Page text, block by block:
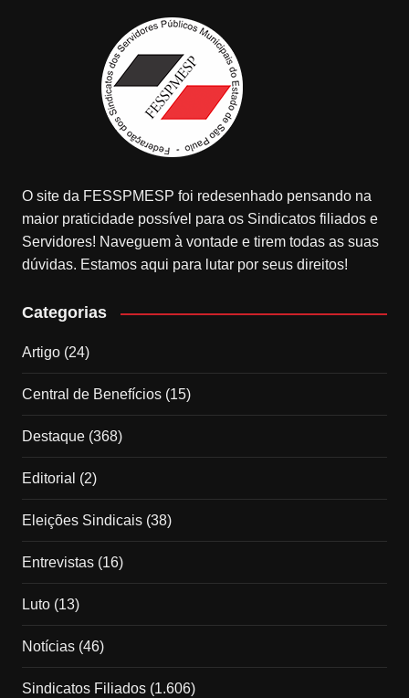
O site da FESSPMESP foi redesenhado pensando na
maior praticidade possível para os Sindicatos filiados e
Servidores! Naveguem à vontade e tirem todas as suas
dúvidas. Estamos aqui para lutar por seus direitos!
Categorias
Artigo(24)
Central de Benefícios(15)
Destaque(368)
Editorial (2)
Eleições Sindicais(38)
Entrevistas(16)
Luto(13)
Notícias(46)
Sindicatos Filiados(1.606)